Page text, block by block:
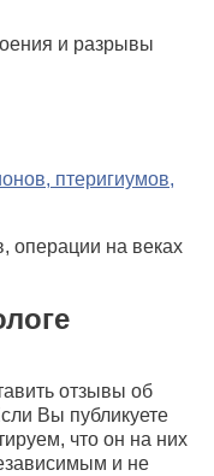
и разрывы
операции на веках
отзывы об
Вы публикуете
что он на них
и не